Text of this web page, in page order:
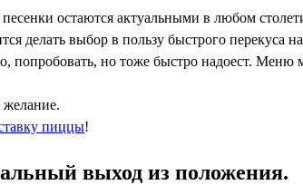
остаются актуальными в любом
делать выбор в пользу быстрого перекуса
но тоже быстро надоест. Меню
пиццы!
выход из положения.